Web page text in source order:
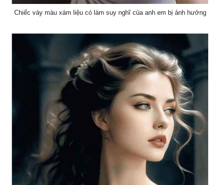
Chiếc váy màu xám liệu có làm suy nghĩ của anh em bị ảnh hưởng